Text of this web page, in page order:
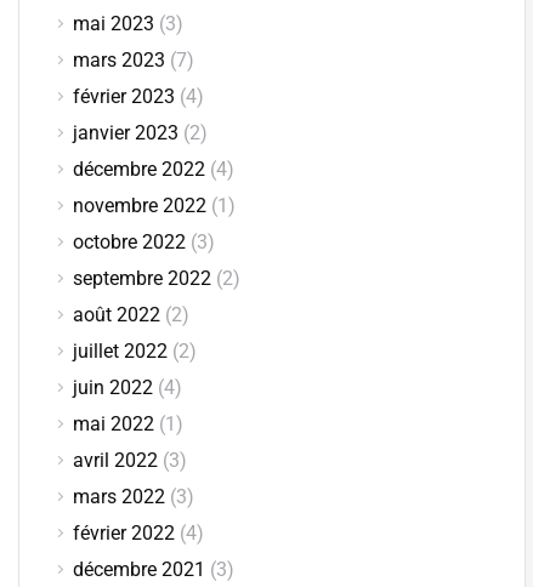
mai 2023 (3)
mars 2023 (7)
février 2023 (4)
janvier 2023 (2)
décembre 2022 (4)
novembre 2022 (1)
octobre 2022 (3)
septembre 2022 (2)
août 2022 (2)
juillet 2022 (2)
juin 2022 (4)
mai 2022 (1)
avril 2022 (3)
mars 2022 (3)
février 2022 (4)
décembre 2021 (3)